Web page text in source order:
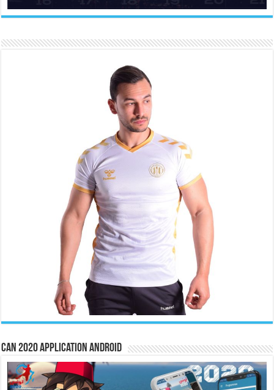
CAN 2020 Application Android